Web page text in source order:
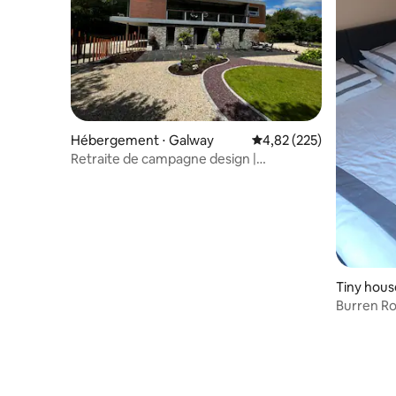
Hébergement ⋅ Galway Évaluation moyenne
4,82 (225)
Retraite de campagne design |
Tiny
Burren